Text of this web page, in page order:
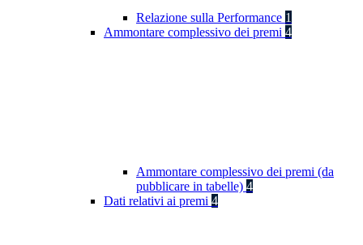
Relazione sulla Performance 1
Ammontare complessivo dei premi 4
Ammontare complessivo dei premi (da
pubblicare in tabelle) 4
Dati relativi ai premi 4